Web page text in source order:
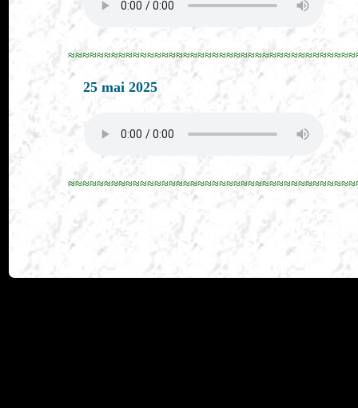
25 mai 2025